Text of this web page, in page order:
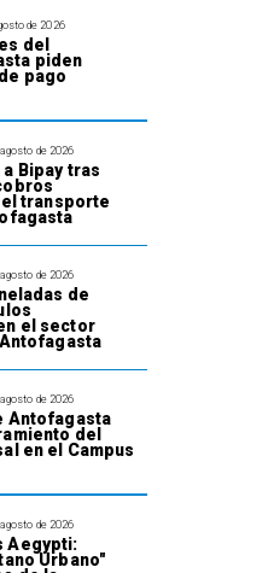
de 2026
del
piden
pago
de 2026
Bipay tras
transporte
agosto de 2026
de
el sector
agosto de 2026
Antofagasta
del
en el Campus
agosto de 2026
Aegypti:
Urbano"